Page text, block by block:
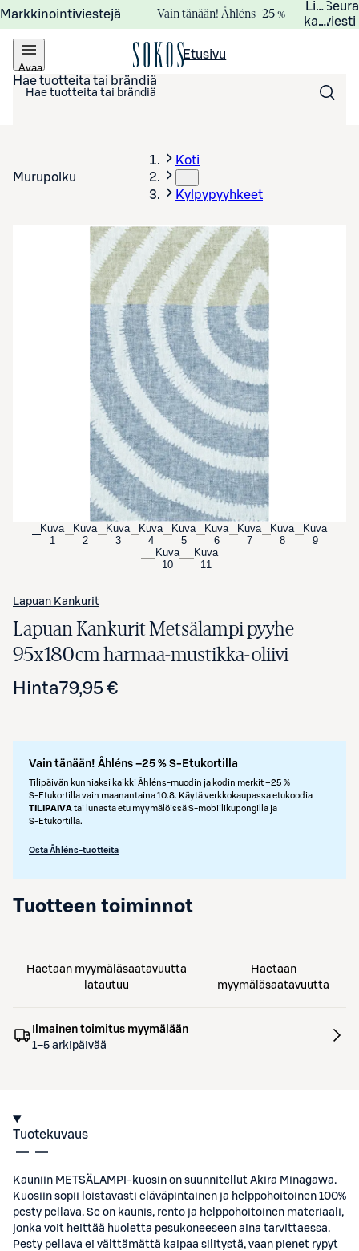
Markkinointiviestejä Vain tänään! Åhléns –25 %
viesti
Avaa
valikko
Etusivu
Hae tuotteita tai brändiä
Murupolku
Koti
…
Kylpypyyhkeet
Avaa tuotekuva suurennettuna
Kuva
1
Kuva
2
Kuva
3
Kuva
4
Kuva
5
Kuva
6
Kuva
7
Kuva
8
Kuva
9
Kuva
10
Kuva
11
Lapuan Kankurit
Lapuan Kankurit Metsälampi pyyhe
95x180cm harmaa-mustikka-oliivi
Hinta79,95 €
Vain tänään! Åhléns –25 % S-Etukortilla
Tilipäivän kunniaksi kaikki Åhléns-muodin ja kodin merkit –25 %
S‑Etukortilla vain maanantaina 10.8. Käytä verkkokaupassa etukoodia
TILIPAIVAtai lunasta etu myymälöissä S‑mobiilikupongilla ja
S‑Etukortilla.
Osta Åhléns-tuotteita
Tuotteen toiminnot
Haetaan myymäläsaatavuutta
latautuu
Haetaan
myymäläsaatavuutta
Ilmainen toimitus myymälään
1–5 arkipäivää
Tuotekuvaus
Kauniin METSÄLAMPI-kuosin on suunnitellut Akira Minagawa.
Kuosiin sopii loistavasti eläväpintainen ja helppohoitoinen 100%
pesty pellava. Se on kaunis, rento ja helppohoitoinen materiaali,
jonka voit heittää huoletta pesukoneeseen aina tarvittaessa.
Pesty pellava ei välttämättä kaipaa silitystä, vaan pienet rypyt